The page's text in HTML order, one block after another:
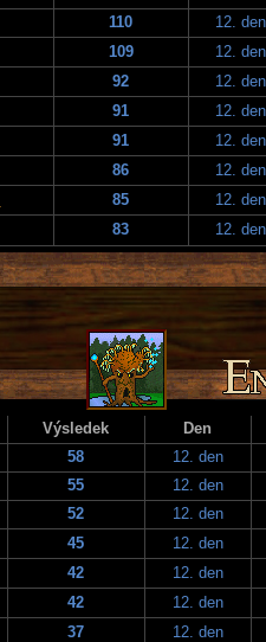
110
12. den
109
12. den
92
12. den
91
12. den
91
12. den
86
12. den
85
12. den
83 12. den
Výsledek
Den
58
12. den
55
12. den
52
12. den
45
12. den
42
12. den
42
12. den
37
12. den